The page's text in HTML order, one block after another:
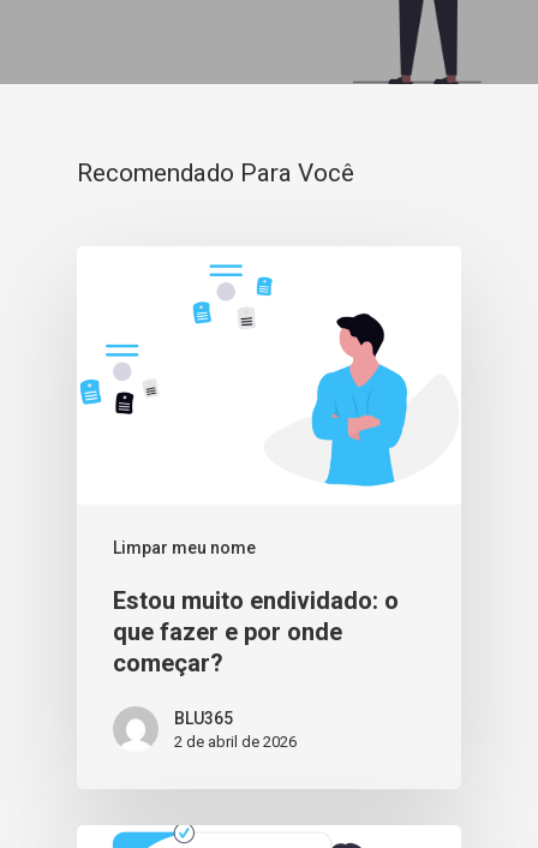
Recomendado Para Você
Limpar meu nome
Estou muito endividado: o
que fazer e por onde
começar?
BLU365
2 de abril de 2026